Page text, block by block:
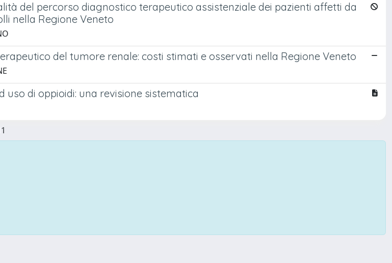
del percorso diagnostico terapeutico assistenziale dei pazienti affetti da
nella Regione Veneto
del tumore renale: costi stimati e osservati nella Regione Veneto
uso di oppioidi: una revisione sistematica